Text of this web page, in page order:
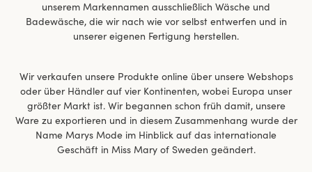
unserem Markennamen ausschließlich Wäsche und
Badewäsche, die wir nach wie vor selbst entwerfen und in
unserer eigenen Fertigung herstellen.
Wir verkaufen unsere Produkte online über unsere Webshops
oder über Händler auf vier Kontinenten, wobei Europa unser
größter Markt ist. Wir begannen schon früh damit, unsere
Ware zu exportieren und in diesem Zusammenhang wurde der
Name Marys Mode im Hinblick auf das internationale
Geschäft in Miss Mary of Sweden geändert.